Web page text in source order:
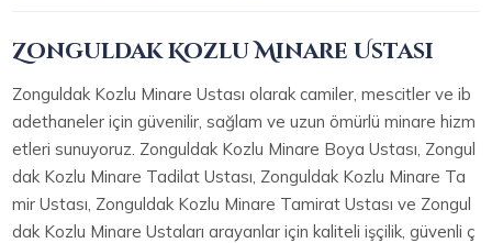
Zonguldak Kozlu Minare Ustası
Zonguldak Kozlu Minare Ustası olarak camiler, mescitler ve ib
adethaneler için güvenilir, sağlam ve uzun ömürlü minare hizm
etleri sunuyoruz. Zonguldak Kozlu Minare Boya Ustası, Zongul
dak Kozlu Minare Tadilat Ustası, Zonguldak Kozlu Minare Ta
mir Ustası, Zonguldak Kozlu Minare Tamirat Ustası ve Zongul
dak Kozlu Minare Ustaları arayanlar için kaliteli işçilik, güvenli ç